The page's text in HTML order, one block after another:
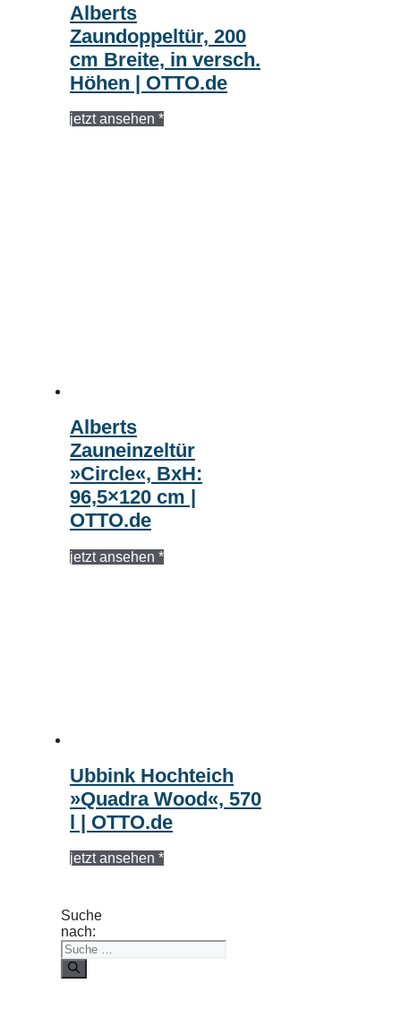
Alberts
Zaundoppeltür, 200
cm Breite, in versch.
Höhen | OTTO.de
jetzt ansehen *
Alberts
Zauneinzeltür
»Circle«, BxH:
96,5×120 cm |
OTTO.de
jetzt ansehen *
Ubbink Hochteich
»Quadra Wood«, 570
l | OTTO.de
jetzt ansehen *
Suche
nach: